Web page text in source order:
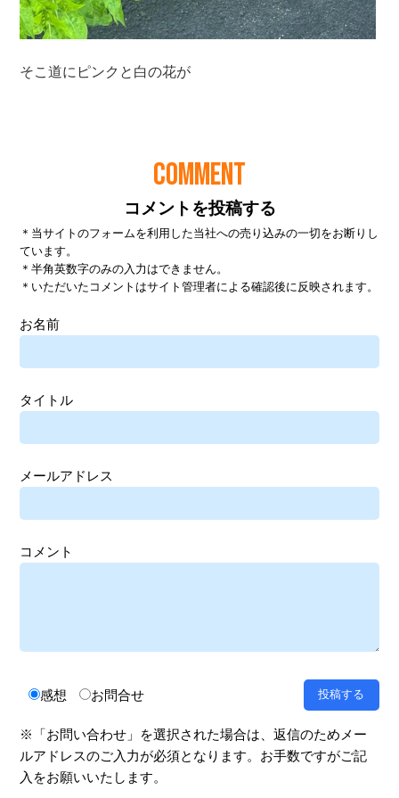
COMMENT
コメントを投稿する
＊当サイトのフォームを利用した当社への売り込みの一切をお断りし
ています。
＊半角英数字のみの入力はできません。
＊いただいたコメントはサイト管理者による確認後に反映されます。
お名前
タイトル
メールアドレス
コメント
感想 お問合せ
※「お問い合わせ」を選択された場合は、返信のためメー
ルアドレスのご入力が必須となります。お手数ですがご記
入をお願いいたします。